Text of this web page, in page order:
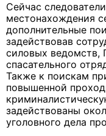
Сейчас
местонахождения
дополнительные
задействовав
силовых ведомств,
спасательного
Также к поискам
повышенной
задействованы
уголовного дела